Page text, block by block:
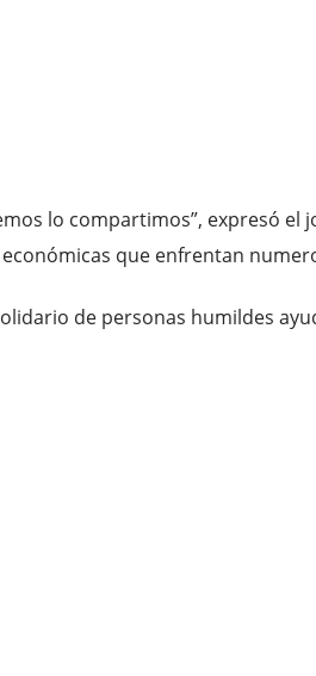
lo compartimos”, expresó el
que enfrentan
de personas humildes